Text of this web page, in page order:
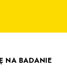
NA BADANIE